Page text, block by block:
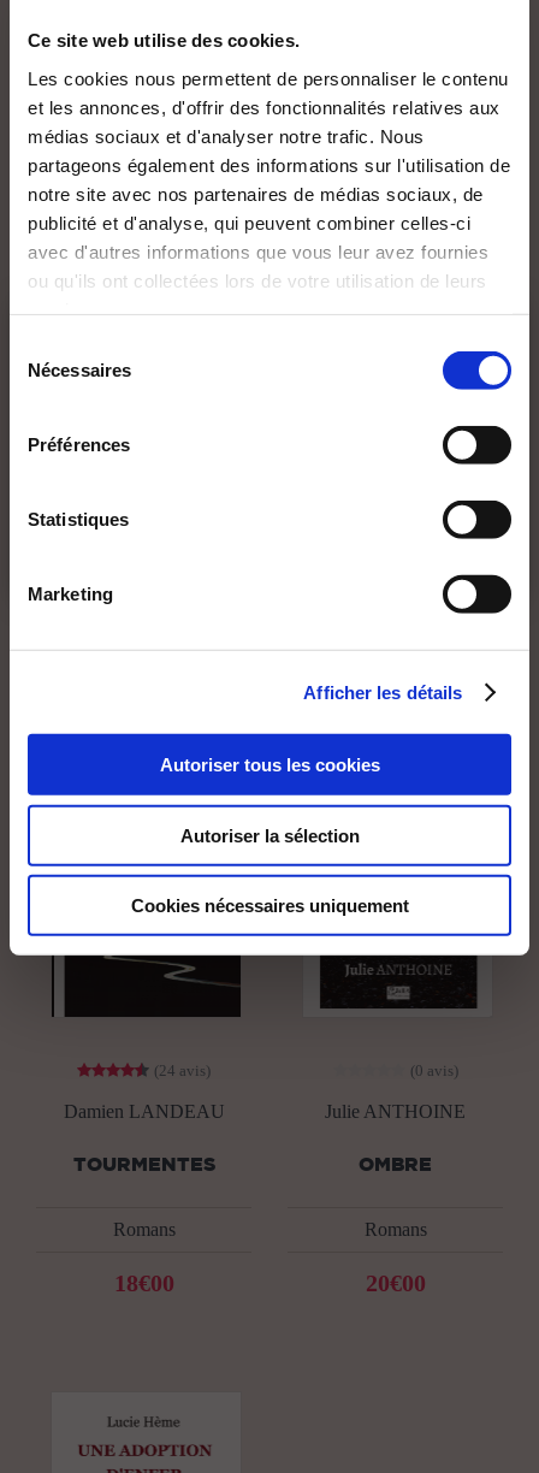
Ce site web utilise des cookies.
Les cookies nous permettent de personnaliser le contenu
et les annonces, d'offrir des fonctionnalités relatives aux
médias sociaux et d'analyser notre trafic. Nous
partageons également des informations sur l'utilisation de
notre site avec nos partenaires de médias sociaux, de
publicité et d'analyse, qui peuvent combiner celles-ci
avec d'autres informations que vous leur avez fournies
ou qu'ils ont collectées lors de votre utilisation de leurs
Nécessaires
Préférences
Statistiques
Marketing
Afficher les détails
Autoriser tous les cookies
Autoriser la sélection
Cookies nécessaires uniquement
NEW
JOCASTE 2.0
(2 avis)
Galatée Dominique
BONNE NUIT A
MALAYSIA 370
(24 avis)
Damien LANDEAU
TOURMENTES
Romans
18€00
(0 avis)
Julie ANTHOINE
OMBRE
Romans
20€00
CETTE PAGE CONTIENT UN CONTENU